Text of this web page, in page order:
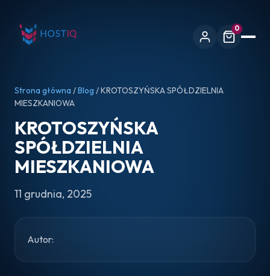
0
Strona główna /Blog / KROTOSZYŃSKA SPÓŁDZIELNIA
MIESZKANIOWA
KROTOSZYŃSKA
SPÓŁDZIELNIA
MIESZKANIOWA
11 grudnia, 2025
Autor: